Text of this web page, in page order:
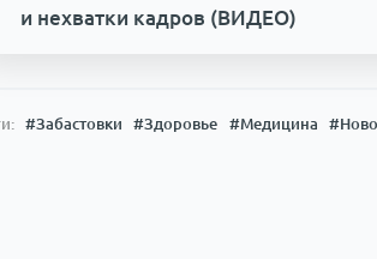
и нехватки кадров (ВИДЕО)
#Забастовки #Здоровье #Медицина